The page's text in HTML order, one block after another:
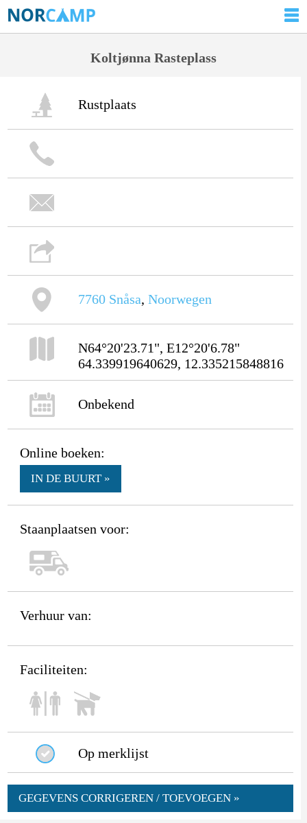
Koltjønna Rasteplass
Rustplaats
7760 Snåsa, Noorwegen
N64°20'23.71", E12°20'6.78"
64.339919640629, 12.335215848816
Onbekend
Online boeken:
IN DE BUURT »
Staanplaatsen voor:
Verhuur van:
Faciliteiten:
Op merklijst
GEGEVENS CORRIGEREN / TOEVOEGEN »